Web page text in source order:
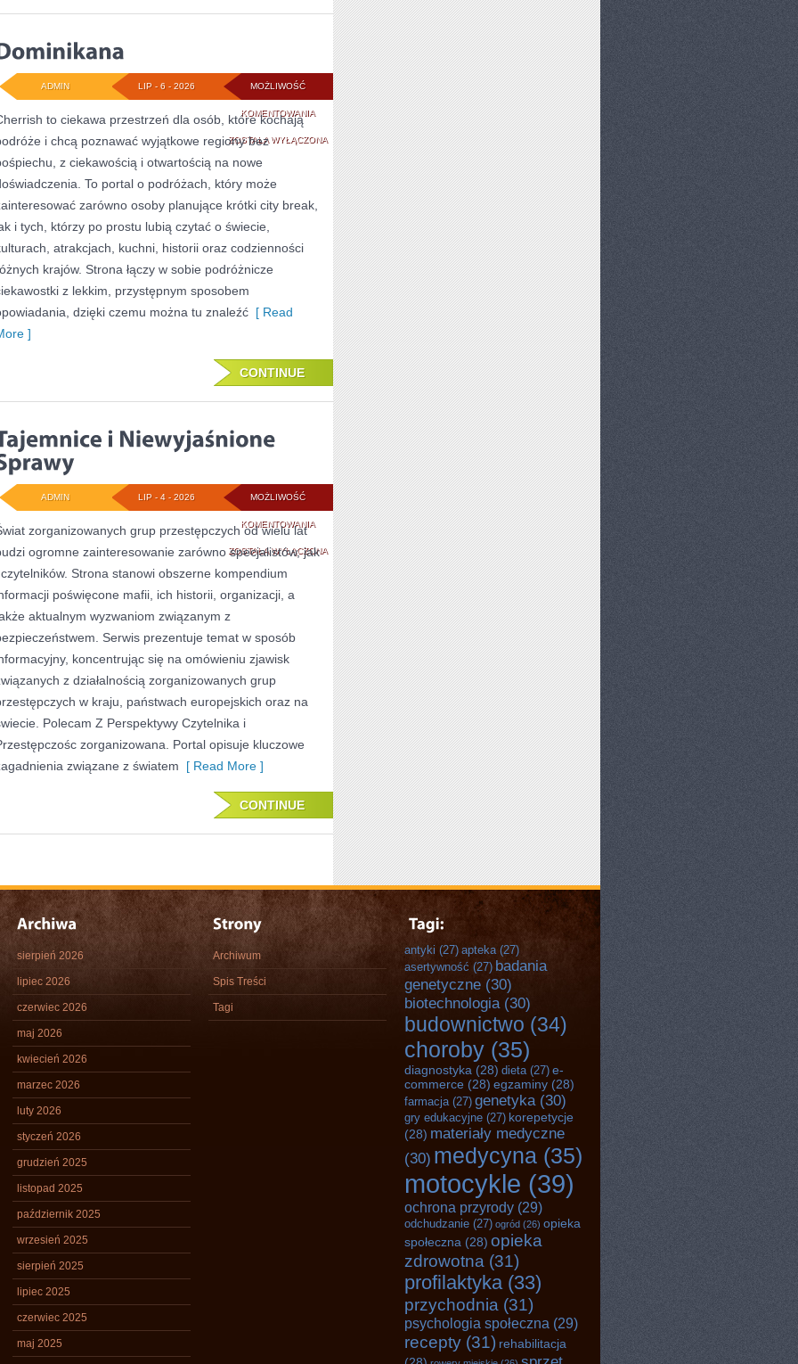
MOŻLIWOŚĆ
KOMENTOWANIADOMINIKANA
ZOSTAŁA WYŁĄCZONA
LIP - 6 - 2026
ADMIN
to ciekawa przestrzeń dla osób, które kochają
i chcą poznawać wyjątkowe regiony bez
z ciekawością i otwartością na nowe
To portal o podróżach, który może
zarówno osoby planujące krótki city break,
i tych, którzy po prostu lubią czytać o świecie,
atrakcjach, kuchni, historii oraz codzienności
krajów. Strona łączy w sobie podróżnicze
z lekkim, przystępnym sposobem
dzięki czemu można tu znaleźć [ Read
]
CONTINUE
MOŻLIWOŚĆ
KOMENTOWANIATAJEMNICE
I
NIEWYJAŚNIONE
SPRAWY
ZOSTAŁA WYŁĄCZONA
LIP - 4 - 2026
ADMIN
zorganizowanych grup przestępczych od wielu lat
ogromne zainteresowanie zarówno specjalistów, jak
Strona stanowi obszerne kompendium
poświęcone mafii, ich historii, organizacji, a
aktualnym wyzwaniom związanym z
Serwis prezentuje temat w sposób
koncentrując się na omówieniu zjawisk
z działalnością zorganizowanych grup
w kraju, państwach europejskich oraz na
Polecam Z Perspektywy Czytelnika i
zorganizowana. Portal opisuje kluczowe
związane z światem [ Read More ]
CONTINUE
sierpień 2026
lipiec 2026
czerwiec 2026
maj 2026
kwiecień 2026
marzec 2026
luty 2026
styczeń 2026
grudzień 2025
listopad 2025
październik 2025
wrzesień 2025
sierpień 2025
lipiec 2025
czerwiec 2025
maj 2025
Archiwum
Spis Treści
Tagi
antyki (27) apteka(27)
asertywność (27) badania
genetyczne (30)
biotechnologia(30)
budownictwo (34)
choroby (35)
diagnostyka (28) dieta(27) e-
commerce (28) egzaminy (28)
farmacja(27) genetyka(30)
gry edukacyjne (27) korepetycje
(28) materiały medyczne
(30) medycyna (35)
motocykle (39)
ochrona przyrody (29)
odchudzanie (27) ogród (26) opieka
społeczna (28) opieka
zdrowotna (31)
profilaktyka(33)
przychodnia (31)
psychologia społeczna (29)
recepty (31) rehabilitacja